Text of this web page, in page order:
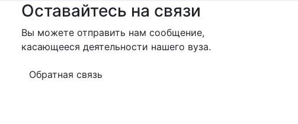
Оставайтесь на связи
Вы можете отправить нам сообщение,
касающееся деятельности нашего вуза.
Обратная связь